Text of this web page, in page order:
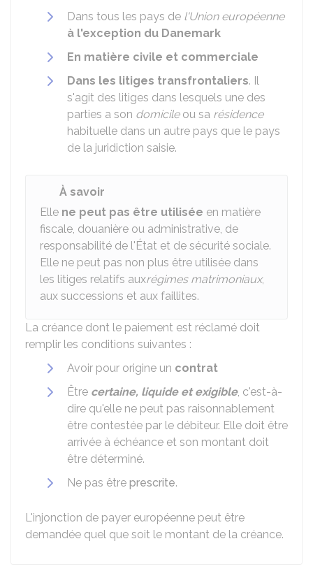
Dans tous les pays de l'Union européenne
à l'exception du Danemark
En matière civile et commerciale
Dans les litiges transfrontaliers. Il
s'agit des litiges dans lesquels une des
parties a son domicileou sa résidence
habituelle dans un autre pays que le pays
de la juridiction saisie.
À savoir
Elle ne peut pas être utilisée en matière
fiscale, douanière ou administrative, de
responsabilité de l'État et de sécurité sociale.
Elle ne peut pas non plus être utilisée dans
les litiges relatifs auxrégimes matrimoniaux,
aux successions et aux faillites.
La créance dont le paiement est réclamé doit
remplir les conditions suivantes :
Avoir pour origine un contrat
Être certaine, liquide et exigible, c'est-à-
dire qu'elle ne peut pas raisonnablement
être contestée par le débiteur. Elle doit être
arrivée à échéance et son montant doit
être déterminé.
Ne pas être prescrite.
L'injonction de payer européenne peut être
demandée quel que soit le montant de la créance.